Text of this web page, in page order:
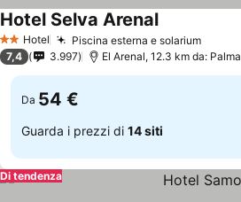
2 StelleHotel Piscina esterna e solarium
Hotel Selva Arenal
7,4 3.997 El Arenal, 12.3 km da: Palma
Da 54 €
Guarda i prezzi di 14 siti
Di tendenza